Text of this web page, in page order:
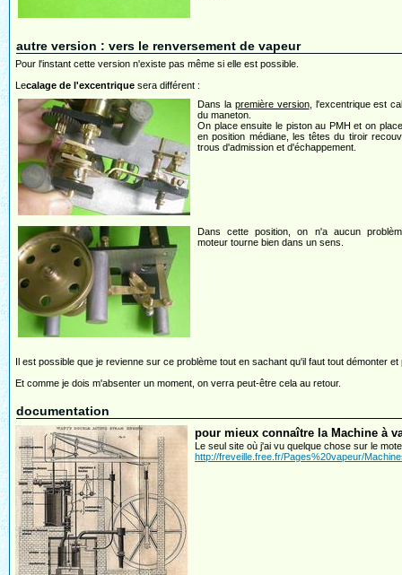
autre version : vers le renversement de vapeur
Pour l'instant cette version n'existe pas même si elle est possible.
Lecalage de l'excentrique sera différent :
Dans la première version, l'excentrique est
du maneton.
On place ensuite le piston au PMH et on
en position médiane, les têtes du tiroir
trous d'admission et d'échappement.
Dans cette position, on n'a aucun
moteur tourne bien dans un sens.
Il est possible que je revienne sur ce problème tout en sachant qu'il faut tout démonter
Et comme je dois m'absenter un moment, on verra peut-être cela au retour.
documentation
pour mieux connaître la Machine à
Le seul site où j'ai vu quelque chose sur le
http://freveille.free.fr/Pages%20vapeur/